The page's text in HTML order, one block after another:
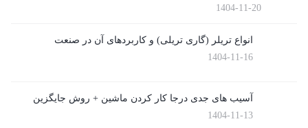
1404-11-20
انواع تریلر (گاری تریلی) و کاربردهای آن در صنعت
1404-11-16
آسیب های جدی درجا کار کردن ماشین + روش جایگزین
1404-11-13